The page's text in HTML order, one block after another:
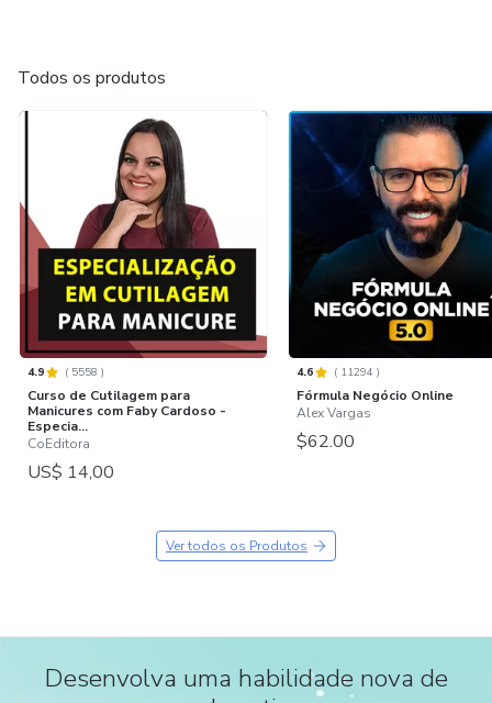
Todos os produtos
4.9 ( 5558 )
Curso de Cutilagem para
Manicures com Faby Cardoso -
Especia...
CoEditora
US$ 14,00
4.6 ( 11294 )
Fórmula Negócio Online
Alex Vargas
$62.00
Ver todos os Produtos
Desenvolva uma habilidade nova de